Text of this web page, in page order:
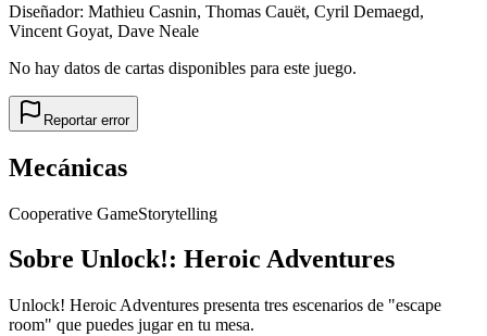
Diseñador: Mathieu Casnin, Thomas Cauët, Cyril Demaegd,
Vincent Goyat, Dave Neale
No hay datos de cartas disponibles para este juego.
Reportar error
Mecánicas
Cooperative GameStorytelling
Sobre Unlock!: Heroic Adventures
Unlock! Heroic Adventures presenta tres escenarios de "escape
room" que puedes jugar en tu mesa.